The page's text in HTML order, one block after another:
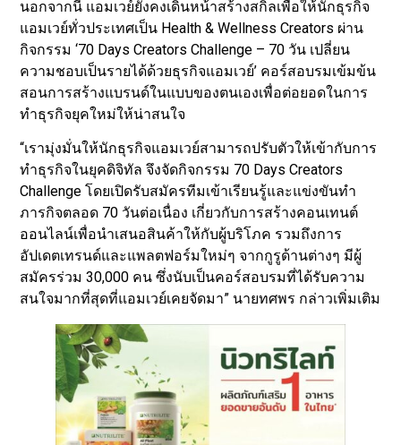
นอกจากนี้ แอมเวย์ยังคงเดินหน้าสร้างสกิลเพื่อให้นักธุรกิจ
แอมเวย์ทั่วประเทศเป็น Health & Wellness Creators ผ่าน
กิจกรรม ‘70 Days Creators Challenge – 70 วัน เปลี่ยน
ความชอบเป็นรายได้ด้วยธุรกิจแอมเวย์’ คอร์สอบรมเข้มข้น
สอนการสร้างแบรนด์ในแบบของตนเองเพื่อต่อยอดในการ
ทำธุรกิจยุคใหม่ให้น่าสนใจ
“เรามุ่งมั่นให้นักธุรกิจแอมเวย์สามารถปรับตัวให้เข้ากับการ
ทำธุรกิจในยุคดิจิทัล จึงจัดกิจกรรม 70 Days Creators
Challenge โดยเปิดรับสมัครทีมเข้าเรียนรู้และแข่งขันทำ
ภารกิจตลอด 70 วันต่อเนื่อง เกี่ยวกับการสร้างคอนเทนต์
ออนไลน์เพื่อนำเสนอสินค้าให้กับผู้บริโภค รวมถึงการ
อัปเดตเทรนด์และแพลตฟอร์มใหม่ๆ จากกูรูด้านต่างๆ มีผู้
สมัครร่วม 30,000 คน ซึ่งนับเป็นคอร์สอบรมที่ได้รับความ
สนใจมากที่สุดที่แอมเวย์เคยจัดมา” นายทศพร กล่าวเพิ่มเติม